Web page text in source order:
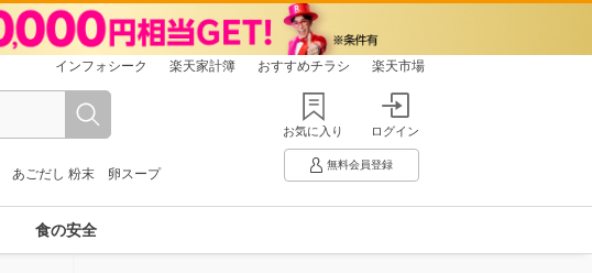
インフォシーク 楽天家計簿 おすすめチラシ 楽天市場
あごだし 粉末 卵スープ
お気に入り ログイン
無料会員登録
食の安全